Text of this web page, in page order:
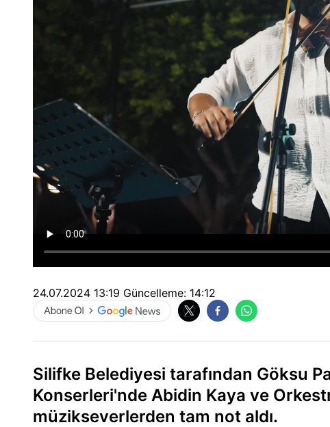
24.07.2024 13:19 Güncelleme: 14:12
Silifke Belediyesi tarafından Göksu
Konserleri'nde Abidin Kaya ve
müzikseverlerden tam not aldı.